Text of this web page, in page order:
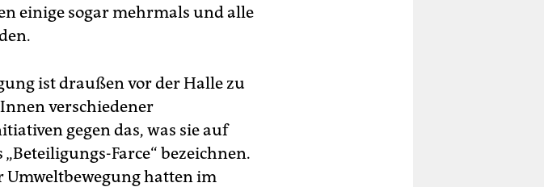
einige sogar mehrmals und alle
ist draußen vor der Halle zu
verschiedener
gegen das, was sie auf
Farce“ bezeichnen.
Umweltbewegung hatten im